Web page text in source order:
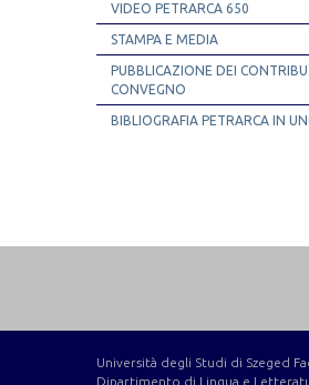
VIDEO PETRARCA 650
STAMPA E MEDIA
PUBBLICAZIONE DEI
CONVEGNO
BIBLIOGRAFIA PETRARCA IN
Università degli Studi di Szeged
Dipartimento di Lingua e